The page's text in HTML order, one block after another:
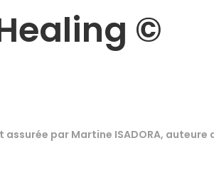
©
assurée par Martine ISADORA, auteure